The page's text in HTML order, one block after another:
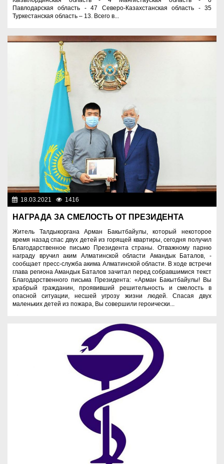
Павлодарская область - 47 Северо-Казахстанская область - 35
Туркестанская область – 13. Всего в...
18.03.2021 1416
НАГРАДА ЗА СМЕЛОСТЬ ОТ ПРЕЗИДЕНТА
Житель Талдыкоргана Арман Бакытбайулы, который некоторое
время назад спас двух детей из горящей квартиры, сегодня получил
Благодарственное письмо Президента страны. Отважному парню
награду вручил аким Алматинской области Амандык Баталов, -
сообщает пресс-служба акима Алматинской области. В ходе встречи
глава региона Амандык Баталов зачитал перед собравшимися текст
Благодарственного письма Президента: «Арман Бакытбайулы! Вы
храбрый гражданин, проявивший решительность и смелость в
опасной ситуации, несшей угрозу жизни людей. Спасая двух
маленьких детей из пожара, Вы совершили героически...